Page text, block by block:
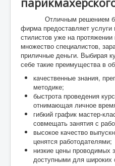
Отличным решением
фирма предоставляет
стилистов уже на
множество специалистов,
приличные деньги. Выбирая
себе такие преимущества в
качественные знания,
методике;
быстрота проведения
отнимающая личное
гибкий график мастер-
совмещать занятия с
высокое качество
ценятся работодателями;
низкие цены проводимых
доступными для широких